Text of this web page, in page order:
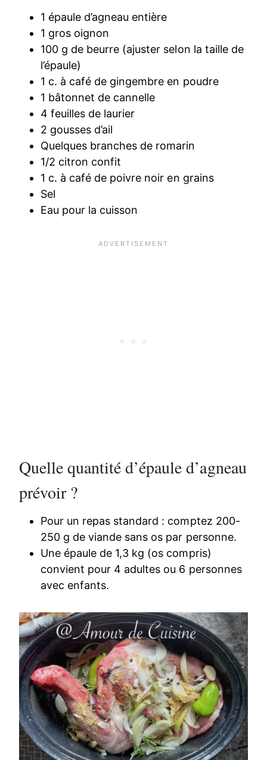
1 épaule d’agneau entière
1 gros oignon
100 g de beurre (ajuster selon la taille de
l’épaule)
1 c. à café de gingembre en poudre
1 bâtonnet de cannelle
4 feuilles de laurier
2 gousses d’ail
Quelques branches de romarin
1/2 citron confit
1 c. à café de poivre noir en grains
Sel
Eau pour la cuisson
Quelle quantité d’épaule d’agneau
prévoir ?
Pour un repas standard : comptez 200-
250 g de viande sans os par personne.
Une épaule de 1,3 kg (os compris)
convient pour 4 adultes ou 6 personnes
avec enfants.